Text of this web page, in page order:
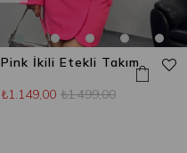
Pink İkili Etekli Takım
₺1.149,00 ₺1.499,00